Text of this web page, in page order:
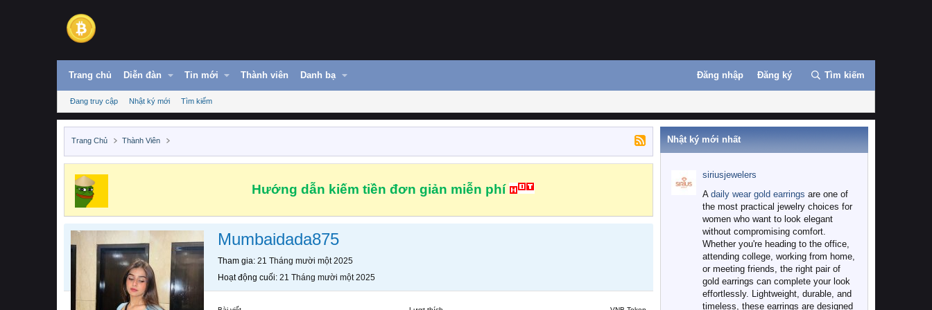
Trang chủ Diễn đàn Tin mới Thành viên Danh bạ Đăng nhập Đăng ký Tìm kiếm
Đang truy cập Nhật ký mới Tìm kiếm
Trang Chủ Thành Viên
Hướng dẫn kiếm tiền đơn giản miễn phí
Mumbaidada875
Tham gia 21 Tháng mười một 2025
Hoạt động cuối 21 Tháng mười một 2025
Nhật ký mới nhất
siriusjewelers
A daily wear gold earrings are one of
the most practical jewelry choices for
women who want to look elegant
without compromising comfort.
Whether you're heading to the office,
attending college, working from home,
or meeting friends, the right pair of
gold earrings can complete your look
effortlessly. Lightweight, durable, and
timeless, these earrings are designed